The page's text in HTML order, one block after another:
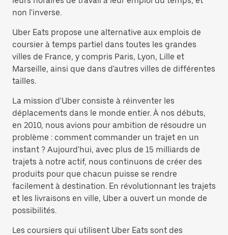
non l'inverse.
Uber Eats propose une alternative aux emplois de
coursier à temps partiel dans toutes les grandes
villes de France, y compris Paris, Lyon, Lille et
Marseille, ainsi que dans d'autres villes de différentes
tailles.
La mission d'Uber consiste à réinventer les
déplacements dans le monde entier. À nos débuts,
en 2010, nous avions pour ambition de résoudre un
problème : comment commander un trajet en un
instant ? Aujourd'hui, avec plus de 15 milliards de
trajets à notre actif, nous continuons de créer des
produits pour que chacun puisse se rendre
facilement à destination. En révolutionnant les trajets
et les livraisons en ville, Uber a ouvert un monde de
possibilités.
Les coursiers qui utilisent Uber Eats sont des